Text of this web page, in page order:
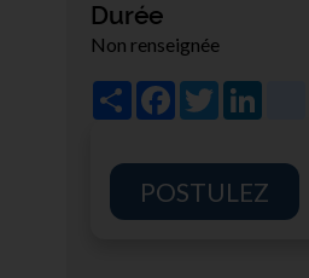
Durée
Non renseignée
Share Facebook
Twitter
POSTULEZ